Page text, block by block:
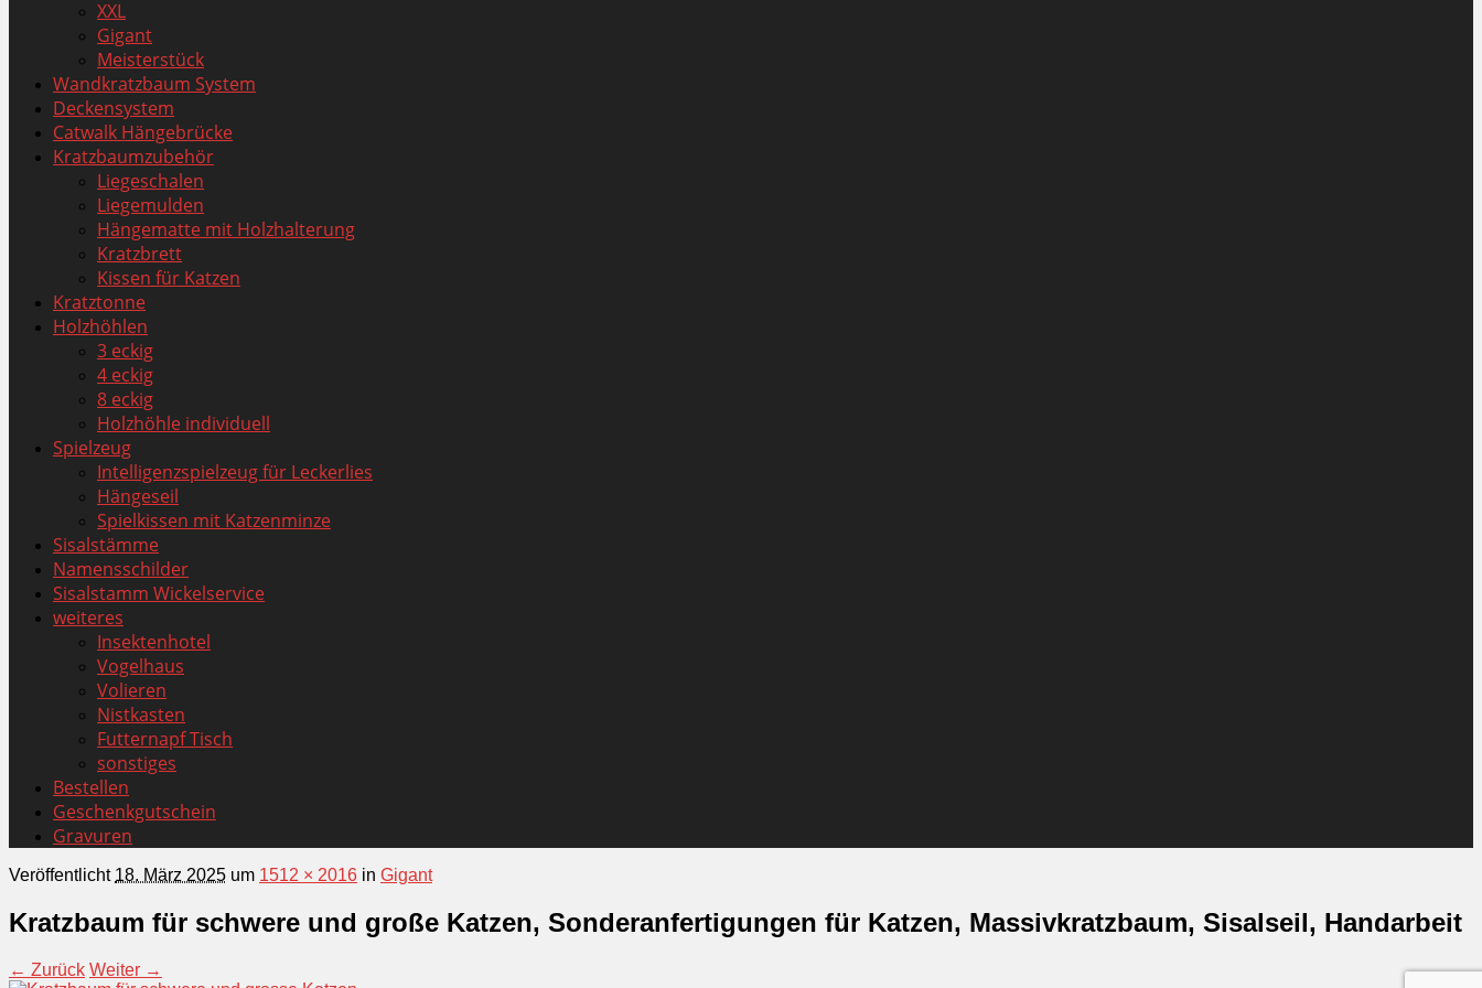
XXL
Gigant
Meisterstück
Wandkratzbaum System
Deckensystem
Catwalk Hängebrücke
Kratzbaumzubehör
Liegeschalen
Liegemulden
Hängematte mit Holzhalterung
Kratzbrett
Kissen für Katzen
Kratztonne
Holzhöhlen
3 eckig
4 eckig
8 eckig
Holzhöhle individuell
Spielzeug
Intelligenzspielzeug für Leckerlies
Hängeseil
Spielkissen mit Katzenminze
Sisalstämme
Namensschilder
Sisalstamm Wickelservice
weiteres
Insektenhotel
Vogelhaus
Volieren
Nistkasten
Futternapf Tisch
sonstiges
Bestellen
Geschenkgutschein
Gravuren
Veröffentlicht 18. März 2025 um 1512 × 2016 in Gigant
Kratzbaum für schwere und große Katzen, Sonderanfertigungen für Katzen, Massivkratzbaum, Sisalseil, Handarbeit
← Zurück Weiter →